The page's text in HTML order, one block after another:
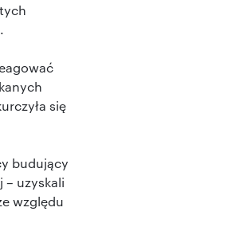
się
budujący
– uzyskali
względu